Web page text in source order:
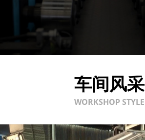
车间风采
WORKSHOP STYLE